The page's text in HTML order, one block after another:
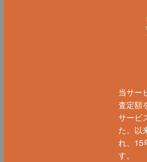
当サー
査定額
サービ
た。以
れ、15
す。